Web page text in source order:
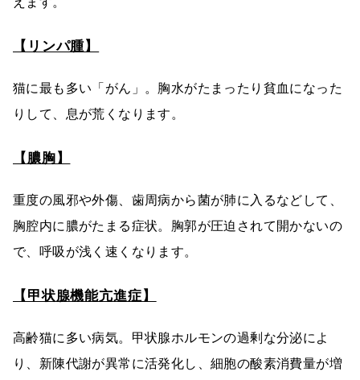
【リンパ腫】
猫に最も多い「がん」。胸水がたまったり貧血になった
りして、息が荒くなります。
【膿胸】
重度の風邪や外傷、歯周病から菌が肺に入るなどして、
胸腔内に膿がたまる症状。胸郭が圧迫されて開かないの
で、呼吸が浅く速くなります。
【甲状腺機能亢進症】
高齢猫に多い病気。甲状腺ホルモンの過剰な分泌によ
り、新陳代謝が異常に活発化し、細胞の酸素消費量が増